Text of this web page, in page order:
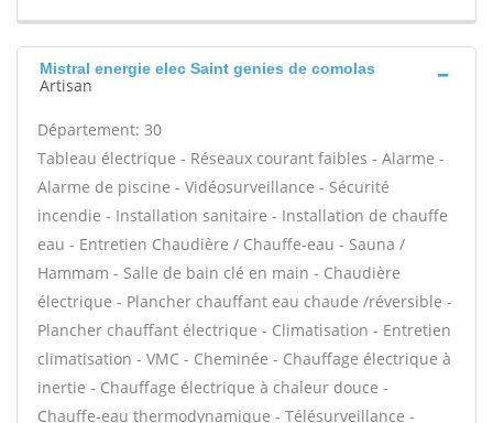
Mistral energie elec Saint genies de comolas
Artisan
Département: 30
Tableau électrique - Réseaux courant faibles - Alarme -
Alarme de piscine - Vidéosurveillance - Sécurité
incendie - Installation sanitaire - Installation de chauffe
eau - Entretien Chaudière / Chauffe-eau - Sauna /
Hammam - Salle de bain clé en main - Chaudière
électrique - Plancher chauffant eau chaude /réversible -
Plancher chauffant électrique - Climatisation - Entretien
climatisation - VMC - Cheminée - Chauffage électrique à
inertie - Chauffage électrique à chaleur douce -
Chauffe-eau thermodynamique - Télésurveillance -